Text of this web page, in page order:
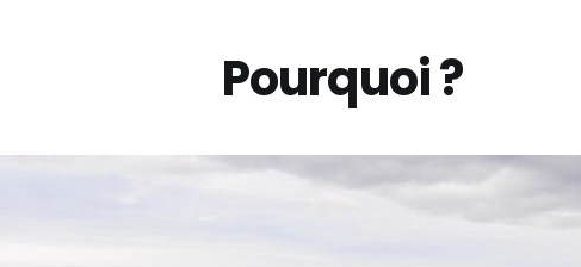
Pourquoi ?